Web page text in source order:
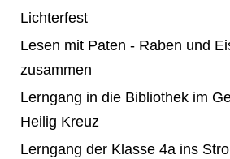
Lichterfest
Lesen mit Paten - Raben und
zusammen
Lerngang in die Bibliothek im
Heilig Kreuz
Lerngang der Klasse 4a ins